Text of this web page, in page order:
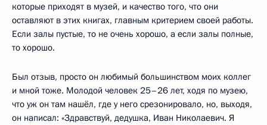
которые приходят в музей, и качество того, что они
оставляют в этих книгах, главным критерием своей работы.
Если залы пустые, то не очень хорошо, а если залы полные,
то хорошо.
Был отзыв, просто он любимый большинством моих коллег
и мной тоже. Молодой человек 25–26 лет, ходя по музею,
что уж он там нашёл, где у него срезонировало, но, выходя,
он написал: «Здравствуй, дедушка, Иван Николаевич. Я